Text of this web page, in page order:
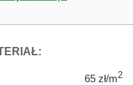
65 zł/m2